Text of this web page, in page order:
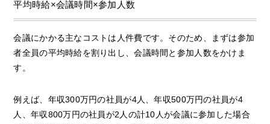
平均時給×会議時間×参加人数
会議にかかる主なコストは人件費です。そのため、まずは参加
者全員の平均時給を割り出し、会議時間と参加人数をかけま
す。
例えば、年収300万円の社員が4人、年収500万円の社員が4
人、年収800万円の社員が2人の計10人が会議に参加した場合